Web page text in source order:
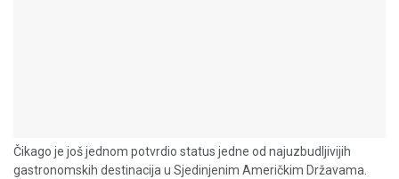
Čikago je još jednom potvrdio status jedne od najuzbudljivijih
gastronomskih destinacija u Sjedinjenim Američkim Državama.